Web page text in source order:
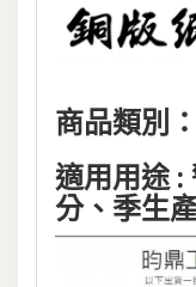
商品類別：
適用用途 :
分、季生